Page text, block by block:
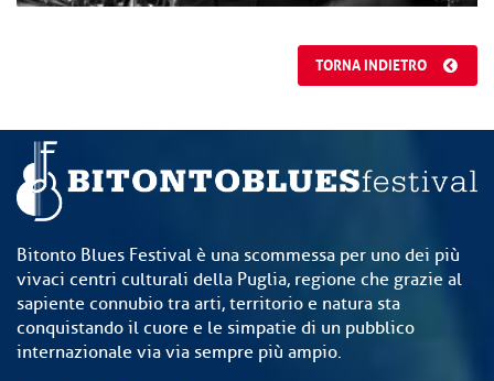
TORNA INDIETRO
Bitonto Blues Festival è una scommessa per uno dei più
vivaci centri culturali della Puglia, regione che grazie al
sapiente connubio tra arti, territorio e natura sta
conquistando il cuore e le simpatie di un pubblico
internazionale via via sempre più ampio.